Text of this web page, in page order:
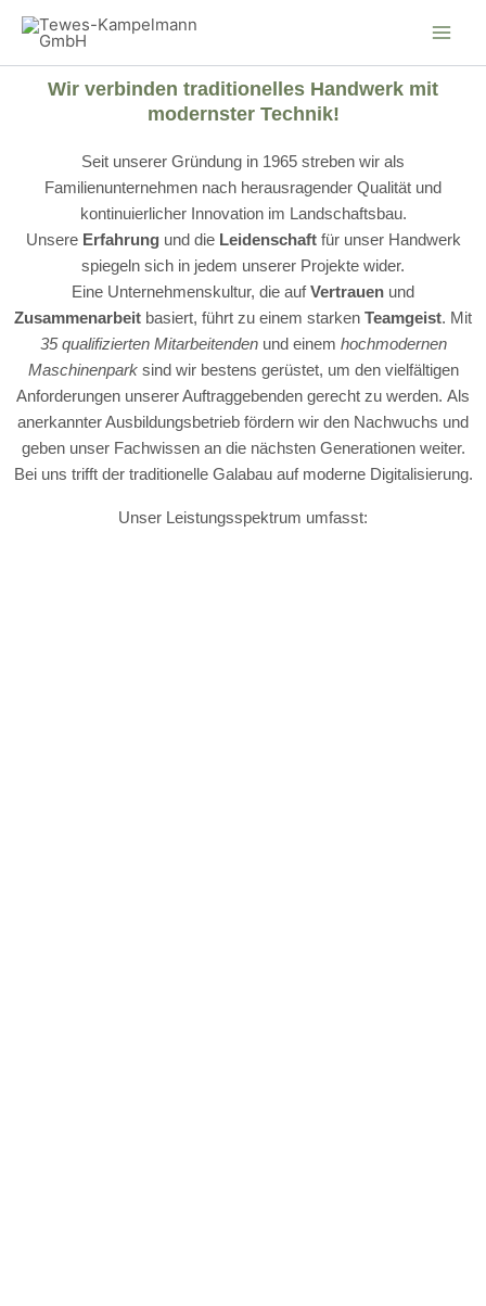
Zum
Inhalt
springen
Wir verbinden traditionelles Handwerk mit
modernster Technik!
Seit unserer Gründung in 1965 streben wir als
Familienunternehmen nach herausragender Qualität und
kontinuierlicher Innovation im Landschaftsbau.
Unsere Erfahrung und die Leidenschaft für unser Handwerk
spiegeln sich in jedem unserer Projekte wider.
Eine Unternehmenskultur, die aufVertrauen und
Zusammenarbeit basiert, führt zu einem starken Teamgeist. Mit
35 qualifizierten Mitarbeitendenund einem hochmodernen
Maschinenparksind wir bestens gerüstet, um den vielfältigen
Anforderungen unserer Auftraggebenden gerecht zu werden. Als
anerkannter Ausbildungsbetrieb fördern wir den Nachwuchs und
geben unser Fachwissen an die nächsten Generationen weiter.
Bei uns trifft der traditionelle Galabau auf moderne Digitalisierung.
Unser Leistungsspektrum umfasst: